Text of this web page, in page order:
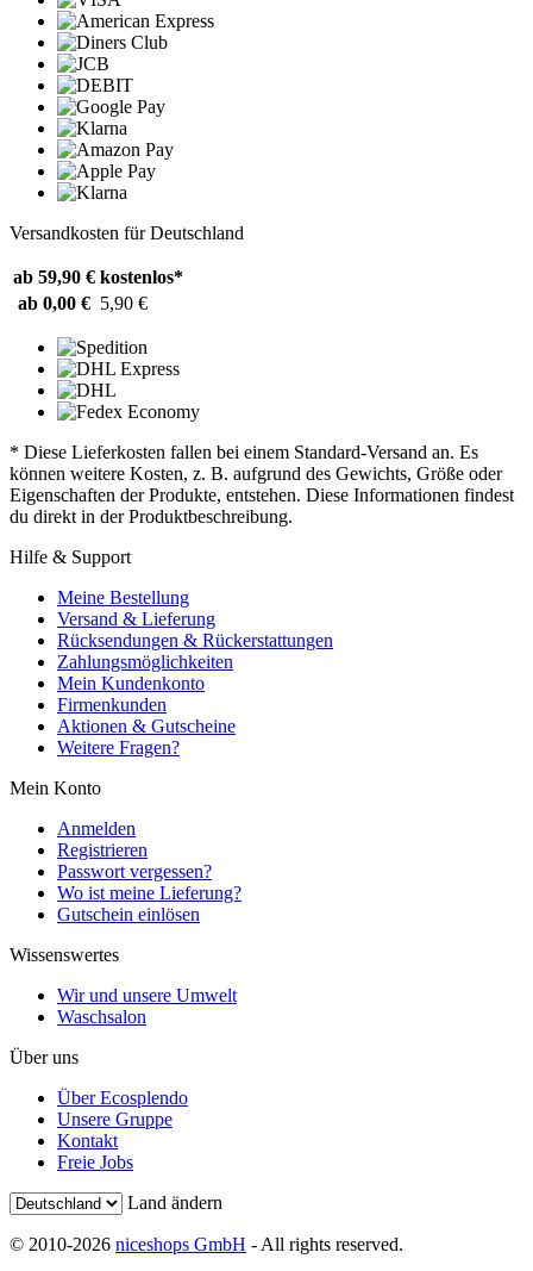
Versandkosten für Deutschland
ab 59,90 € kostenlos*
ab 0,00 € 5,90 €
* Diese Lieferkosten fallen bei einem Standard-Versand an. Es
können weitere Kosten, z. B. aufgrund des Gewichts, Größe oder
Eigenschaften der Produkte, entstehen. Diese Informationen findest
du direkt in der Produktbeschreibung.
Hilfe & Support
Meine Bestellung
Versand & Lieferung
Rücksendungen & Rückerstattungen
Zahlungsmöglichkeiten
Mein Kundenkonto
Firmenkunden
Aktionen & Gutscheine
Weitere Fragen?
Mein Konto
Anmelden
Registrieren
Passwort vergessen?
Wo ist meine Lieferung?
Gutschein einlösen
Wissenswertes
Wir und unsere Umwelt
Waschsalon
Über uns
Über Ecosplendo
Unsere Gruppe
Kontakt
Freie Jobs
Land ändern
© 2010-2026 niceshops GmbH - All rights reserved.